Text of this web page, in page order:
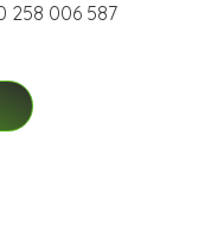
258 006 587